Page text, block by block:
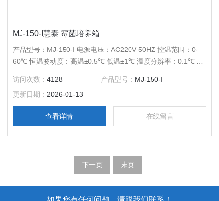
MJ-150-I慧泰 霉菌培养箱
产品型号：MJ-150-I 电源电压：AC220V 50HZ 控温范围：0-
60℃ 恒温波动度：高温±0.5℃ 低温±1℃ 温度分辨率：0.1℃ 输
605*625*1350 公称容积：150L 载物托架（标配）：3块 定时范
围：1-9999分钟
访问次数：4128 产品型号： MJ-150-I
更新日期： 2026-01-13
查看详情 在线留言
下一页 末页
如果您有任何问题，请跟我们联系！